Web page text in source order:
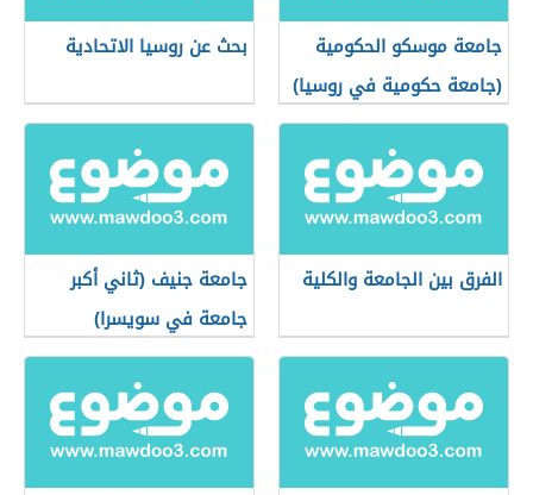
جامعة موسكو الحكومية
(جامعة حكومية في روسيا)
بحث عن روسيا الاتحادية
الفرق بين الجامعة والكلية
جامعة جنيف (ثاني أكبر
جامعة في سويسرا)